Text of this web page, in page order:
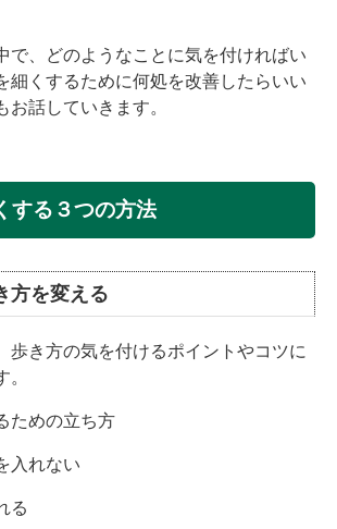
で、どのようなことに気を付ければい
細くするために何処を改善したらいい
お話していきます。
する３つの方法
方を変える
歩き方の気を付けるポイントやコツに
ための立ち方
入れない
る